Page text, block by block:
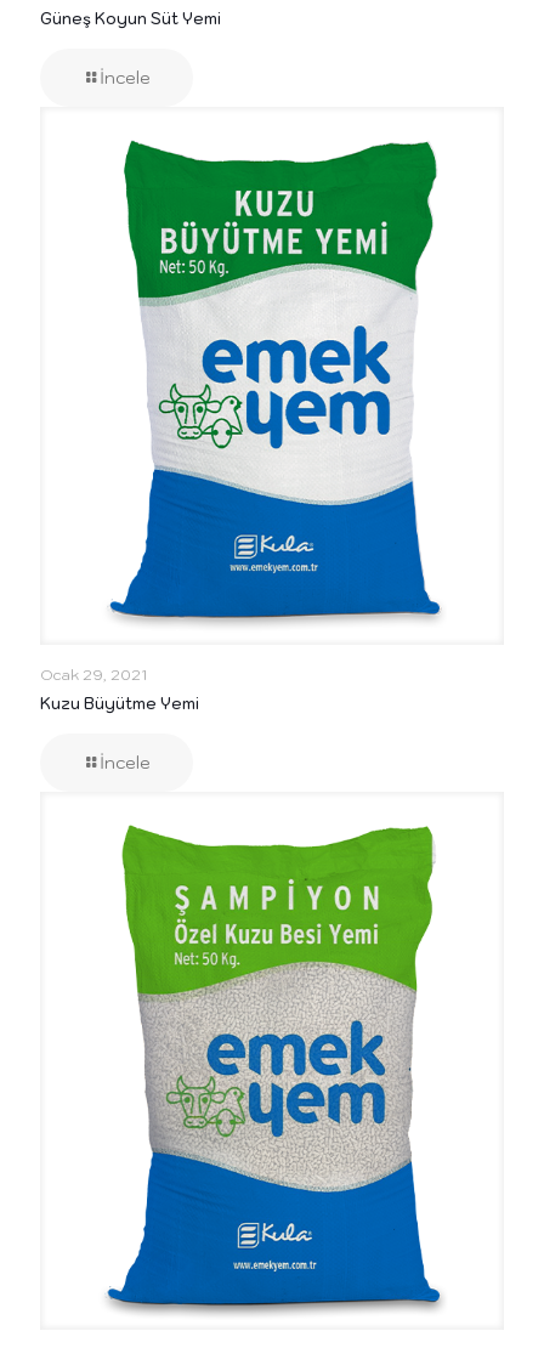
Güneş Koyun Süt Yemi
İncele
Ocak 29, 2021
Kuzu Büyütme Yemi
İncele